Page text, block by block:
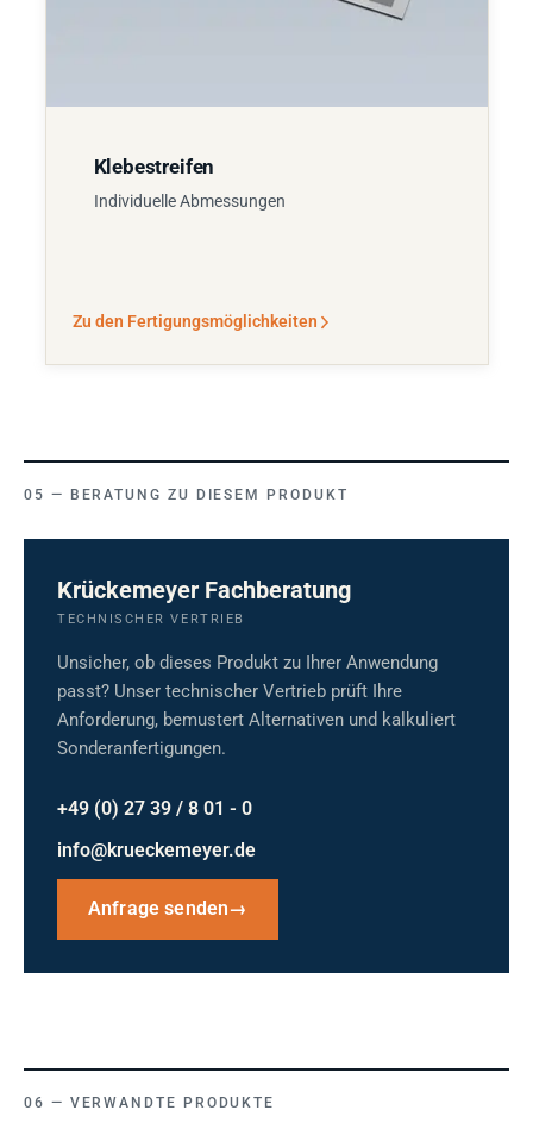
Klebestreifen
Individuelle Abmessungen
Zu den Fertigungsmöglichkeiten
BERATUNG ZU DIESEM PRODUKT
Krückemeyer Fachberatung
TECHNISCHER VERTRIEB
Unsicher, ob dieses Produkt zu Ihrer Anwendung
passt? Unser technischer Vertrieb prüft Ihre
Anforderung, bemustert Alternativen und kalkuliert
Sonderanfertigungen.
+49 (0) 27 39 / 8 01 - 0
info@krueckemeyer.de
Anfrage senden→
VERWANDTE PRODUKTE